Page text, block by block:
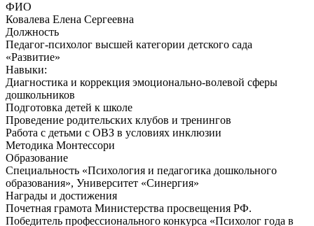
ФИО
Ковалева Елена Сергеевна
Должность
Педагог-психолог высшей категории детского сада
«Развитие»
Навыки:
Диагностика и коррекция эмоционально-волевой сферы
дошкольников
Подготовка детей к школе
Проведение родительских клубов и тренингов
Работа с детьми с ОВЗ в условиях инклюзии
Методика Монтессори
Образование
Специальность «Психология и педагогика дошкольного
образования», Университет «Синергия»
Награды и достижения
Почетная грамота Министерства просвещения РФ.
Победитель профессионального конкурса «Психолог года в